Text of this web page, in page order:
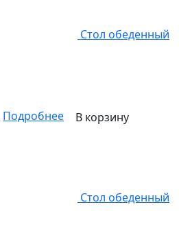
Стол обеденный
Подробнее В корзину
Стол обеденный